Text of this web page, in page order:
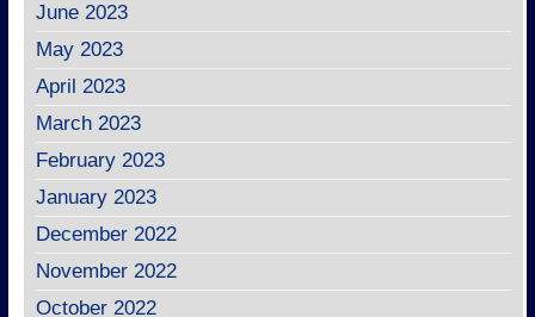
June 2023
May 2023
April 2023
March 2023
February 2023
January 2023
December 2022
November 2022
October 2022